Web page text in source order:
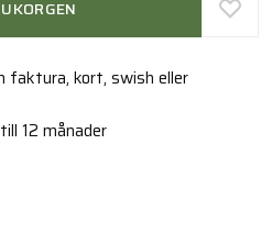
faktura, kort, swish eller
12 månader